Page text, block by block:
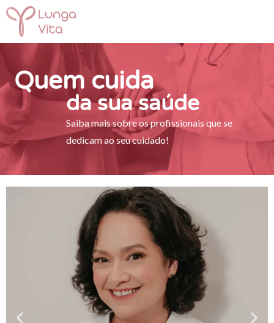
Quem cuida
da sua saúde
Saiba mais sobre os profissionais que se
dedicam ao seu cuidado!